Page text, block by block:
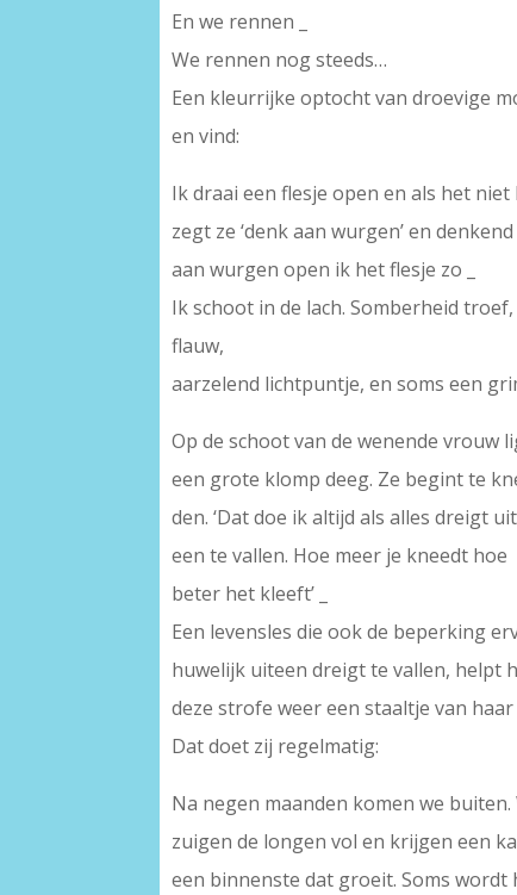
En we rennen _
We rennen nog steeds…
Een kleurrijke optocht van droevige
en vind:
Ik draai een flesje open en als het
zegt ze ‘denk aan wurgen’ en denkend
aan wurgen open ik het flesje zo _
Ik schoot in de lach. Somberheid
flauw,
aarzelend lichtpuntje, en soms een
Op de schoot van de wenende vrouw
een grote klomp deeg. Ze begint te
den. ‘Dat doe ik altijd als alles dreigt
een te vallen. Hoe meer je kneedt hoe
beter het kleeft’ _
Een levensles die ook de beperking
huwelijk uiteen dreigt te vallen, helpt
deze strofe weer een staaltje van
Dat doet zij regelmatig:
Na negen maanden komen we buiten.
zuigen de longen vol en krijgen een
een binnenste dat groeit. Soms wordt